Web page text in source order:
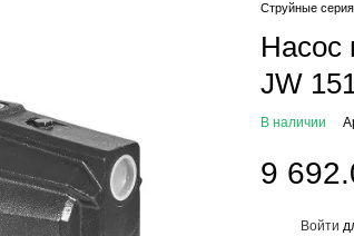
Струйные
Насос
JW
В наличии
9
Войти